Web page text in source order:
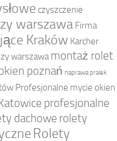
czyszczenie
warszawa Firma
Kraków Karcher
warszawa montaż rolet
poznań naprawa pralek
Profesjonalne mycie okien
profesjonalne
dachowe rolety
Rolety